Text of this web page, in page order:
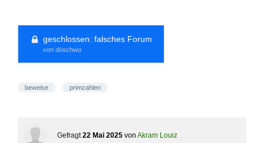
geschlossen: falsches Forum
von döschwo
beweise primzahlen
Gefragt 22 Mai 2025 von Akram Louiz